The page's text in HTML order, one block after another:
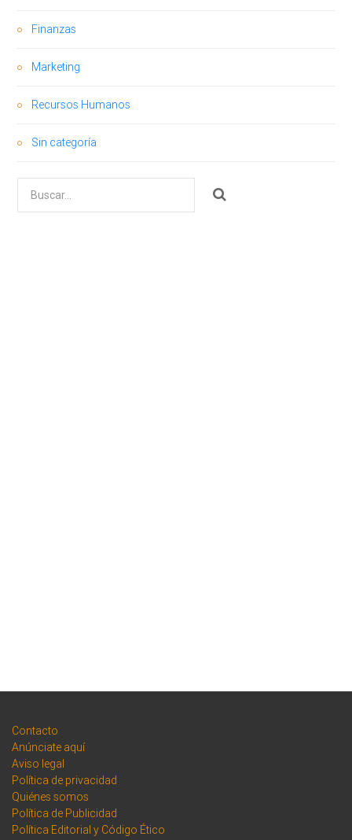
Finanzas
Marketing
Recursos Humanos
Sin categoría
por:
Contacto
Anúnciate aquí
Aviso legal
Política de privacidad
Quiénes somos
Política de Publicidad
Política Editorial y Código Ético